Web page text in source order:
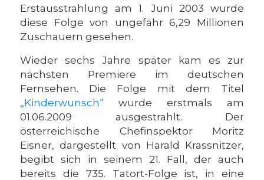
Erstausstrahlung am 1. Juni 2003 wurde
diese Folge von ungefähr 6,29 Millionen
Zuschauern gesehen.
Wieder sechs Jahre später kam es zur
nächsten Premiere im deutschen
Fernsehen. Die Folge mit dem Titel
„Kinderwunsch“ wurde erstmals am
01.06.2009 ausgestrahlt. Der
österreichische Chefinspektor Moritz
Eisner, dargestellt von Harald Krassnitzer,
begibt sich in seinem 21. Fall, der auch
bereits die 735. Tatort-Folge ist, in eine